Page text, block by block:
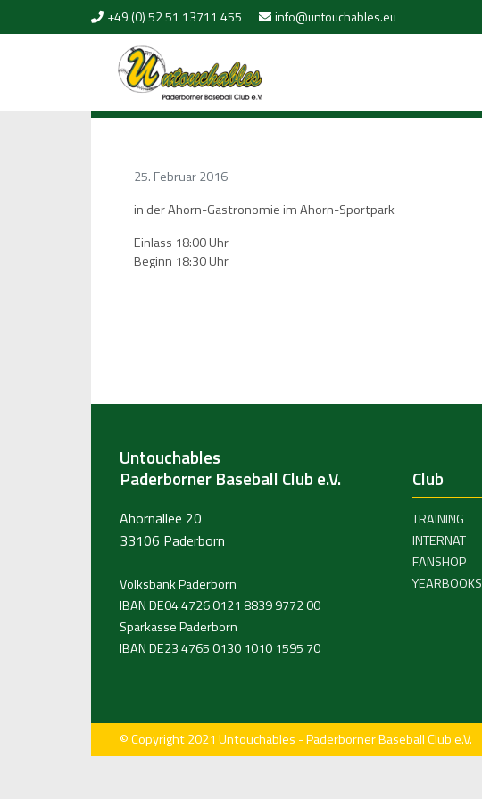
+49 (0) 52 51 13711 455 info@untouchables.eu
25. Februar 2016
in der Ahorn-Gastronomie im Ahorn-Sportpark
Einlass 18:00 Uhr
Beginn 18:30 Uhr
Untouchables
Paderborner Baseball Club e.V.
Ahornallee 20
33106 Paderborn
Volksbank Paderborn
IBAN DE04 4726 0121 8839 9772 00
Sparkasse Paderborn
IBAN DE23 4765 0130 1010 1595 70
Club
TRAINING
INTERNAT
FANSHOP
YEARBOOKS
© Copyright 2021 Untouchables - Paderborner Baseball Club e.V.